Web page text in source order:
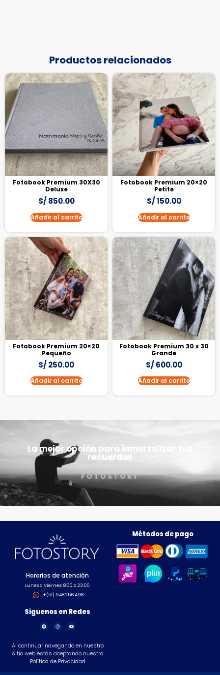
Productos relacionados
Fotobook Premium 30X30
Deluxe
S/ 850.00
Añadir al carrito
Fotobook Premium 20×20
Petite
S/150.00
Añadir al carrito
Fotobook Premium 20×20
Pequeño
S/250.00
Añadir al carrito
Fotobook Premium 30 x 30
Grande
S/600.00
Añadir al carrito
La mejor opción para inmortalizar tus
recuerdos
FOTOSTORY
Horarios de atención
Lunes a Viernes: 8:00 a 23:00
+(51) 948 256 498
Métodos de pago
Siguenos en Redes
Al continuar navegando en nuestro
sitio web estás aceptando nuestra
Política de Privacidad